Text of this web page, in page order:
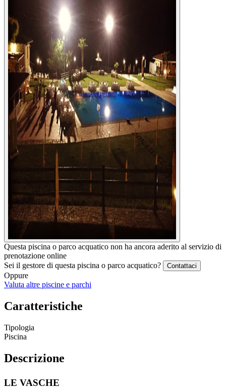
Questa piscina o parco acquatico non ha ancora aderito al servizio di
prenotazione online
Sei il gestore di questa piscina o parco acquatico?
Contattaci
Oppure
Valuta altre piscine e parchi
Caratteristiche
Tipologia
Piscina
Descrizione
LE VASCHE